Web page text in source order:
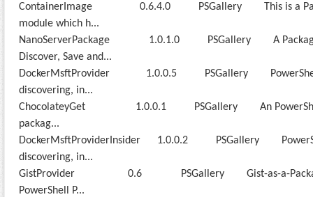
ContainerImage 0.6.4.0 PSGallery This is a
module which h...
NanoServerPackage 1.0.1.0 PSGallery A
Discover, Save and...
DockerMsftProvider 1.0.0.5 PSGallery PowerShell
discovering, in...
ChocolateyGet 1.0.0.1 PSGallery An PowerShell
packag...
DockerMsftProviderInsider 1.0.0.2 PSGallery
discovering, in...
GistProvider 0.6 PSGallery Gist-as-a-Package -
PowerShell P...